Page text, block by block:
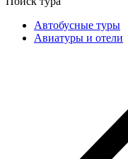
Автобусные туры
Авиатуры и отели